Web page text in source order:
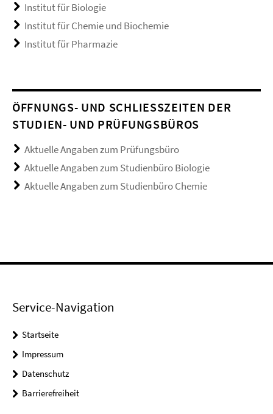
Institut für Biologie
Institut für Chemie und Biochemie
Institut für Pharmazie
ÖFFNUNGS- UND SCHLIESSZEITEN DER S
TUDIEN- UND PRÜFUNGSBÜROS
Aktuelle Angaben zum Prüfungsbüro
Aktuelle Angaben zum Studienbüro Biologie
Aktuelle Angaben zum Studienbüro Chemie
Service-Navigation
Startseite
Impressum
Datenschutz
Barrierefreiheit